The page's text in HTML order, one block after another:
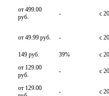
от 499.00
руб.
- c
от 49.99 руб. - c
149 руб. 39% c
от 129.00
руб.
- c
от 129.00
- c